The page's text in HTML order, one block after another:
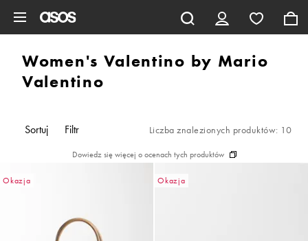
Women's Valentino by Mario
Valentino
Sortuj Filtr Liczba znalezionych produktów: 10
Dowiedz się więcej o ocenach tych produktów
Okazja Okazja